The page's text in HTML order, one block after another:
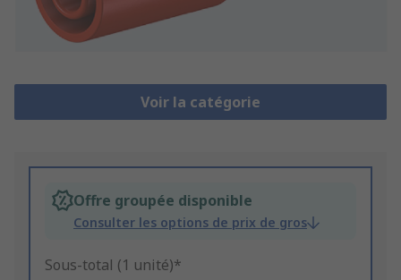
Voir la catégorie
Offre groupée disponible
Consulter les options de prix de gros
Sous-total (1 unité)*